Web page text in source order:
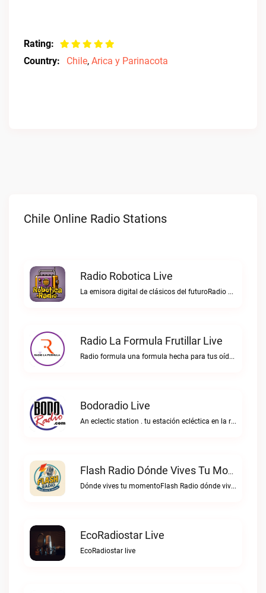
Rating:
Country:
Chile, Arica y Parinacota
Chile Online Radio Stations
Radio Robotica Live
La emisora digital de clásicos del futuroRadio Robotica live
Radio La Formula Frutillar Live
Radio formula una formula hecha para tus oídos.Radio La Formula Frutillar live
Bodoradio Live
An eclectic station . tu estación ecléctica en la red."Bodoradio live
Flash Radio Dónde Vives Tu Momento Live
Dónde vives tu momentoFlash Radio dónde vives tu momento live
EcoRadiostar Live
EcoRadiostar live